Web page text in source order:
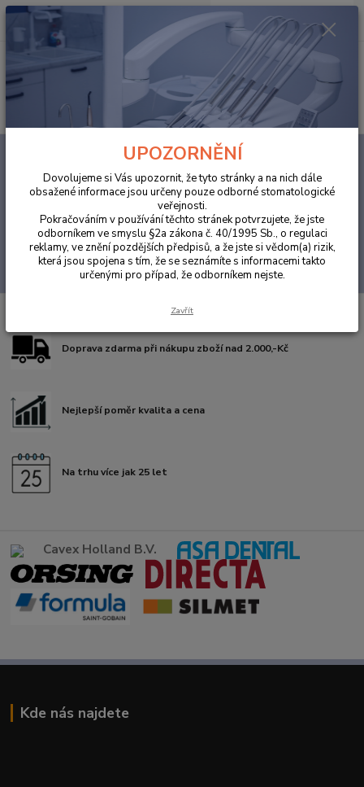
Hledat
za 0,00 Kč
Ochranné pomůcky Rukavice
Aloe Vera
V této kategorii nebylo nalezeno žádné zboží.
Doprava zdarma při nákupu zboží nad 2.000,-Kč
Nejlepší poměr kvalita a cena
Na trhu více jak 25 let
Cavex Holland B.V.
Kde nás najdete
UPOZORNĚNÍ
Dovolujeme si Vás upozornit, že tyto stránky a na nich dále
obsažené informace jsou určeny pouze odborné stomatologické
veřejnosti.
Pokračováním v používání těchto stránek potvrzujete, že jste
odborníkem ve smyslu §2a zákona č. 40/1995 Sb., o regulaci
reklamy, ve znění pozdějších předpisů, a že jste si vědom(a) rizik,
která jsou spojena s tím, že se seznámíte s informacemi takto
určenými pro případ, že odborníkem nejste.
Zavřít